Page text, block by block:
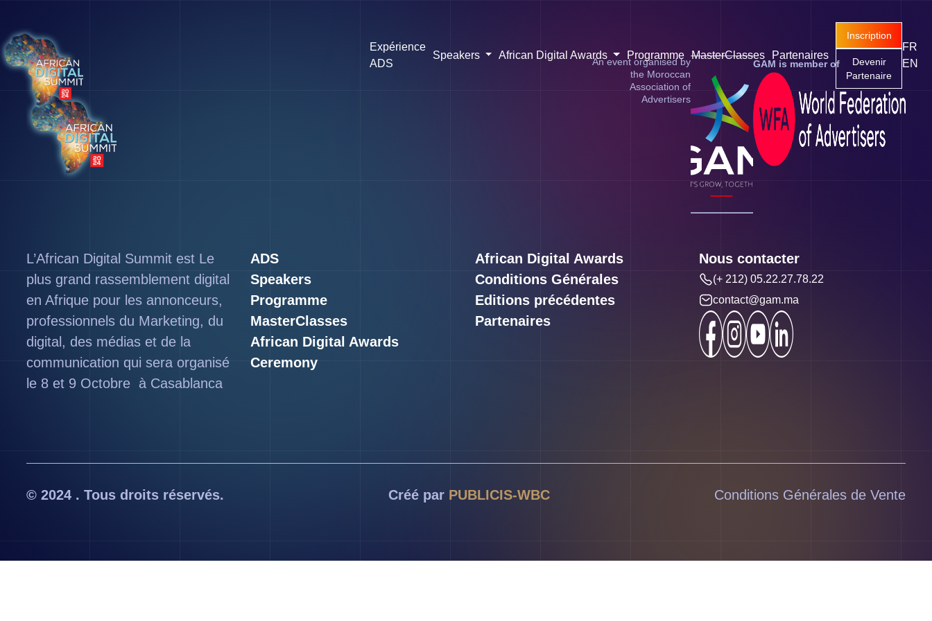
Inscription
Devenir
Partenaire
FR
EN
Expérience
ADS
Speakers African Digital Awards Programme MasterClasses Partenaires
An event organised by
the Moroccan
Association of
Advertisers
GAM is member of
L’African Digital Summit est Le
plus grand rassemblement digital
en Afrique pour les annonceurs,
professionnels du Marketing, du
digital, des médias et de la
communication qui sera organisé
le 8 et 9 Octobre à Casablanca
ADS
Speakers
Programme
MasterClasses
African Digital Awards
Ceremony
African Digital Awards
Conditions Générales
Editions précédentes
Partenaires
Nous contacter
(+ 212) 05.22.27.78.22
contact@gam.ma
© 2024 . Tous droits réservés. Créé par PUBLICIS-WBC Conditions Générales de Vente